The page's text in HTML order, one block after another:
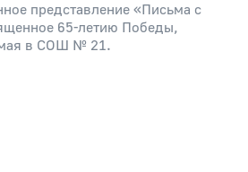
представление «Письма с
65-летию Победы,
мая в СОШ № 21.